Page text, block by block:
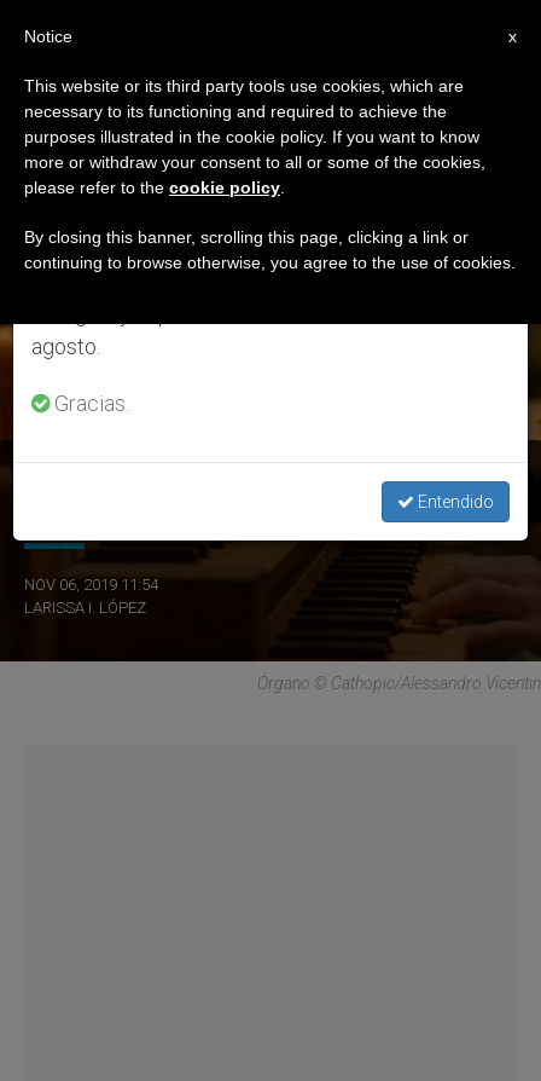
ETIQUETA
Posts Tagged
‘workshops’
ÚLTIMAS NOTICIAS
NOV 06, 2019 11:54
LARISSA I. LÓPEZ
Órgano © Cathopic/Alessandro Vicentin
×
Aviso importante
Del 27 de julio al 7 de agosto haremos la pausa
anual, aprovechando que en el periodo de verano
se generan menos informaciones y también el
agosto.
Gracias.
Entendido
x
Notice
This website or its third party tools use cookies, which are
necessary to its functioning and required to achieve the
purposes illustrated in the cookie policy. If you want to know
more or withdraw your consent to all or some of the cookies,
please refer to the cookie policy
By closing this banner, scrolling this page, clicking a link or
continuing to browse otherwise, you agree to the use of cookies.